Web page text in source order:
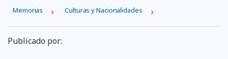
Memorias
Culturas y Nacionalidades
Publicado por: